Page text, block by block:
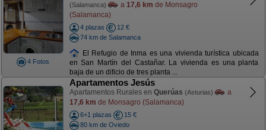
4 Fotos
(Salamanca) a 17,6 km de Monsagro
(Salamanca)
4 plazas
12 €
74 km de Salamanca
El Refugio de Inma es una vivienda turística ubicada
en San Martín del Castañar. La vivienda es una planta
baja de un dificio de tres planta ...
Apartamentos Jesús
Apartamentos Rurales en Querúas (Asturias)
a
17,6 km de Monsagro (Salamanca)
6+1 plazas
15 €
80 km de Oviedo